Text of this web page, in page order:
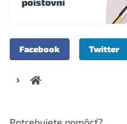
Facebook Twitter